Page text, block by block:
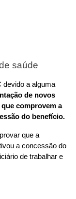
saúde
devido a alguma
de novos
comprovem a
do benefício.
que a
a concessão do
de trabalhar e